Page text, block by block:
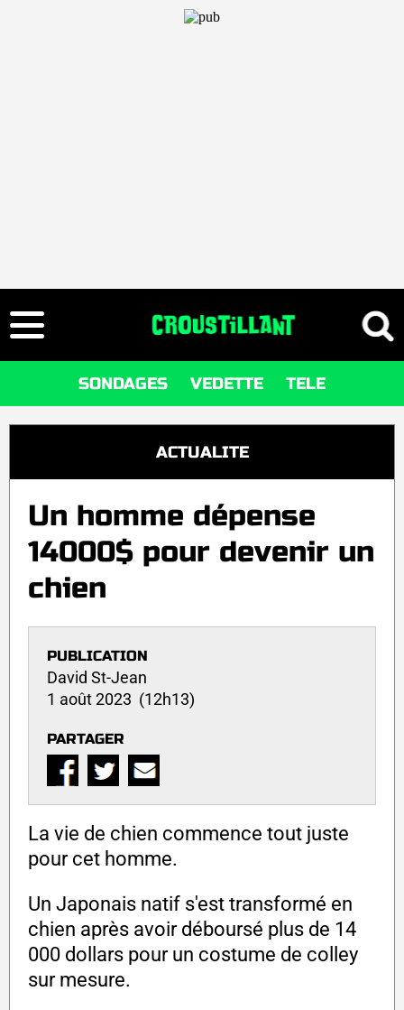
SONDAGES VEDETTE TELE
ACTUALITE
Un homme dépense
14000$ pour devenir un
chien
PUBLICATION
David St-Jean
1 août 2023 (12h13)
PARTAGER
La vie de chien commence tout juste
pour cet homme.
Un Japonais natif s'est transformé en
chien après avoir déboursé plus de 14
000 dollars pour un costume de colley
sur mesure.